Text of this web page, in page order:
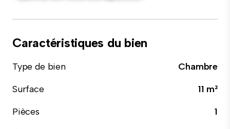
Caractéristiques du bien
Type de bien
Chambre
Surface
11 m²
Pièces
1